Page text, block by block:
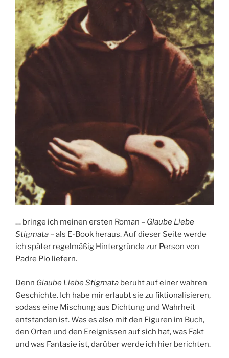
… bringe ich meinen ersten Roman – Glaube Liebe
Stigmata – als E-Book heraus. Auf dieser Seite werde
ich später regelmäßig Hintergründe zur Person von
Padre Pio liefern.
Denn Glaube Liebe Stigmata beruht auf einer wahren
Geschichte. Ich habe mir erlaubt sie zu fiktionalisieren,
sodass eine Mischung aus Dichtung und Wahrheit
entstanden ist. Was es also mit den Figuren im Buch,
den Orten und den Ereignissen auf sich hat, was Fakt
und was Fantasie ist, darüber werde ich hier berichten.